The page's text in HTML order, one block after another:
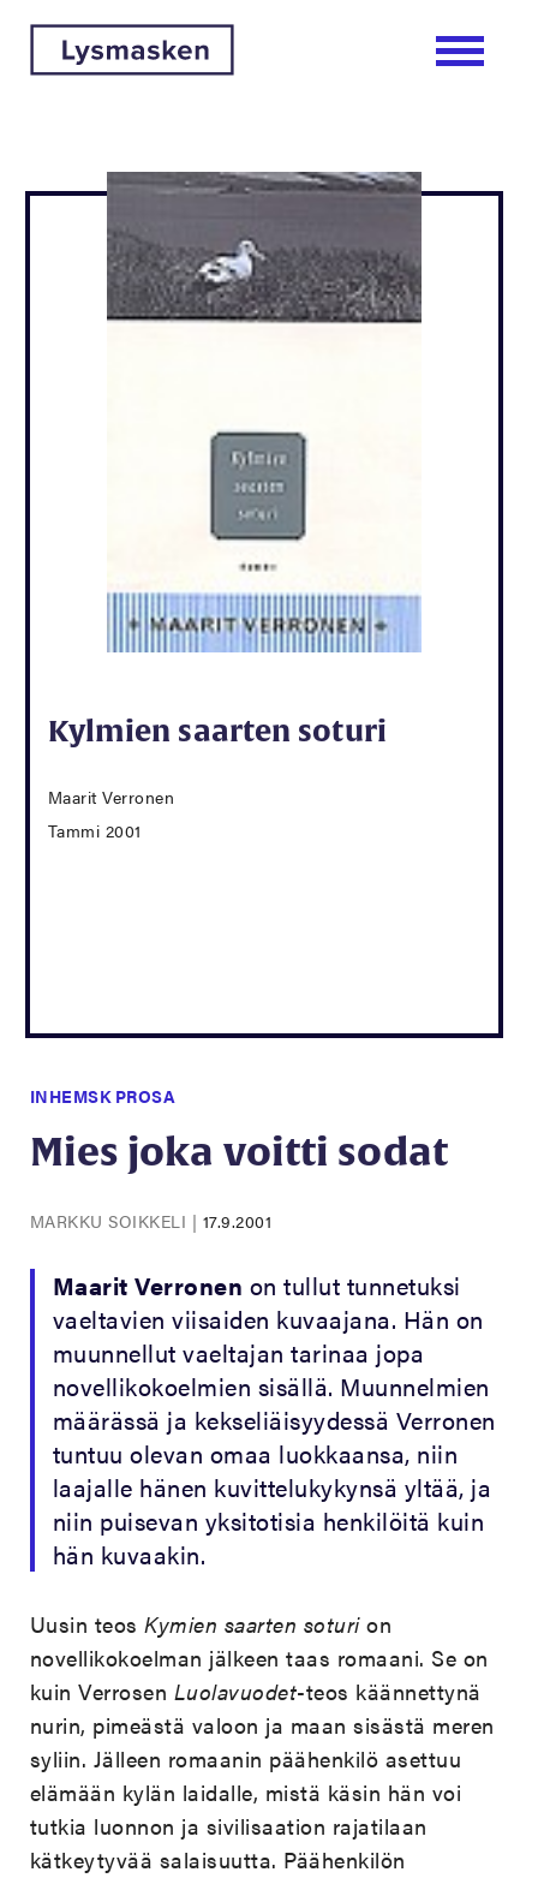
Kylmien saarten soturi
Maarit Verronen
Tammi 2001
INHEMSK PROSA
Mies joka voitti sodat
MARKKU SOIKKELI | 17.9.2001
Maarit Verronen on tullut tunnetuksi
vaeltavien viisaiden kuvaajana. Hän on
muunnellut vaeltajan tarinaa jopa
novellikokoelmien sisällä. Muunnelmien
määrässä ja kekseliäisyydessä Verronen
tuntuu olevan omaa luokkaansa, niin
laajalle hänen kuvittelukykynsä yltää, ja
niin puisevan yksitotisia henkilöitä kuin
hän kuvaakin.
Uusin teosKymien saarten soturion
novellikokoelman jälkeen taas romaani. Se on
kuin Verrosen Luolavuodet-teos käännettynä
nurin, pimeästä valoon ja maan sisästä meren
syliin. Jälleen romaanin päähenkilö asettuu
elämään kylän laidalle, mistä käsin hän voi
tutkia luonnon ja sivilisaation rajatilaan
kätkeytyvää salaisuutta. Päähenkilön